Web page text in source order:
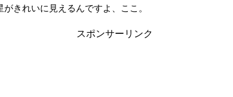
きれいに見えるんですよ、ここ。
スポンサーリンク